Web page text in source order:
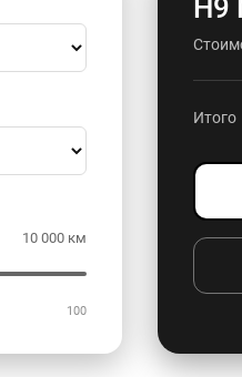
10 000 км
100
Н9
Итого